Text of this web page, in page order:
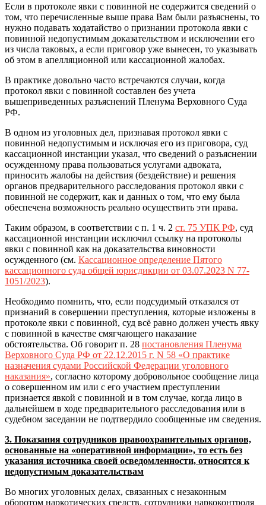
Если в протоколе явки с повинной не содержится сведений о
том, что перечисленные выше права Вам были разъяснены, то
нужно подавать ходатайство о признании протокола явки с
повинной недопустимым доказательством и исключении его
из числа таковых, а если приговор уже вынесен, то указывать
об этом в апелляционной или кассационной жалобах.
В практике довольно часто встречаются случаи, когда
протокол явки с повинной составлен без учета
вышеприведенных разъяснений Пленума Верховного Суда
РФ.
В одном из уголовных дел, признавая протокол явки с
повинной недопустимым и исключая его из приговора, суд
кассационной инстанции указал, что сведений о разъяснении
осужденному права пользоваться услугами адвоката,
приносить жалобы на действия (бездействие) и решения
органов предварительного расследования протокол явки с
повинной не содержит, как и данных о том, что ему была
обеспечена возможность реально осуществить эти права.
Таким образом, в соответствии с п. 1 ч. 2 ст. 75 УПК РФ, суд
кассационной инстанции исключил ссылку на протоколы
явки с повинной как на доказательства виновности
осужденного (см. Кассационное определение Пятого
кассационного суда общей юрисдикции от 03.07.2023 N 77-
1051/2023).
Необходимо помнить, что, если подсудимый отказался от
признаний в совершении преступления, которые изложены в
протоколе явки с повинной, суд всё равно должен учесть явку
с повинной в качестве смягчающего наказание
обстоятельства. Об говорит п. 28 постановления Пленума
Верховного Суда РФ от 22.12.2015 г. N 58 «О практике
назначения судами Российской Федерации уголовного
наказания», согласно которому добровольное сообщение лица
о совершенном им или с его участием преступлении
признается явкой с повинной и в том случае, когда лицо в
дальнейшем в ходе предварительного расследования или в
судебном заседании не подтвердило сообщенные им сведения.
3. Показания сотрудников правоохранительных органов,
основанные на «оперативной информации», то есть без
указания источника своей осведомленности, относятся к
недопустимым доказательствам
Во многих уголовных делах, связанных с незаконным
оборотом наркотических средств, сотрудники наркоконтроля